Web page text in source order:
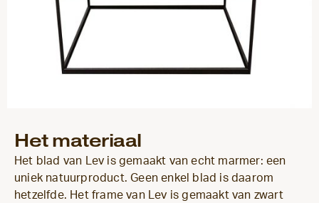
Het materiaal
Het blad van Lev is gemaakt van echt marmer: een
uniek natuurproduct. Geen enkel blad is daarom
hetzelfde. Het frame van Lev is gemaakt van zwart